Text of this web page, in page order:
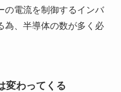
の電流を制御するインバ
為、半導体の数が多く必
変わってくる